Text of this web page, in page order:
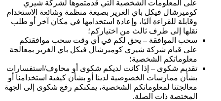
على المعلومات الشخصية التي قدمتموها لشركة شيري
كوميرشال فيكل باي الغرير بصيغة منظمة وشائعة الاستخدام
وقابلة للقراءة آليًا، وإعادة استخدامها في مكان آخر أو طلب
نقلها إلى طرف ثالث من اختياركم؛
سحب الموافقة – يحق لكم في أي وقت سحب موافقتكم
على قيام شركة شيري كوميرشال فيكل باي الغرير بمعالجة
معلوماتكم الشخصية؛
تقديم شكوى – إذا كانت لديكم شكوى أو مخاوف/استفسارات
بشأن ممارسات الخصوصية لدينا أو بشأن كيفية استخدامنا أو
معالجتنا لمعلوماتكم الشخصية، يمكنكم رفع شكوى إلى الجهة
المختصة ذات الصلة.